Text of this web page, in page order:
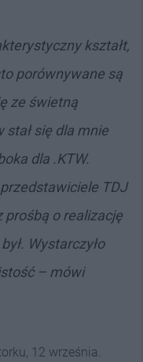
kształt,
porównywane są
ze świetną
stał się dla mnie
dla .KTW.
TDJ
prośbą o realizację
Wystarczyło
– mówi
12 września.